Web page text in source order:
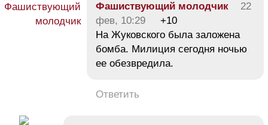
Фашиствующий молодчик
22
фев, 10:29
+10
На Жуковского была заложена
бомба. Милиция сегодня ночью
ее обезвредила.
Ответить